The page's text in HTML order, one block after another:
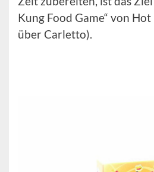
Kung Food Game“ von
über Carletto).